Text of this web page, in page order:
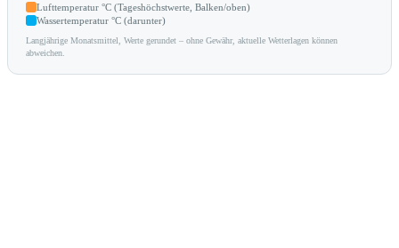
Lufttemperatur °C (Tageshöchstwerte, Balken/oben)
Wassertemperatur °C (darunter)
Langjährige Monatsmittel, Werte gerundet – ohne Gewähr, aktuelle Wetterlagen können
abweichen.